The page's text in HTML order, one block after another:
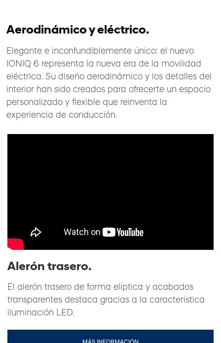
Aerodinámico y eléctrico.
Elegante e inconfundiblemente único: el nuevo
IONIQ 6 representa la nueva era de la movilidad
eléctrica. Su diseño aerodinámico y los detalles del
interior han sido creados para ofrecerte un espacio
personalizado y flexible que reinventa la
experiencia de conducción.
Alerón trasero.
El alerón trasero de forma elíptica y acabados
transparentes destaca gracias a la característica
iluminación LED.